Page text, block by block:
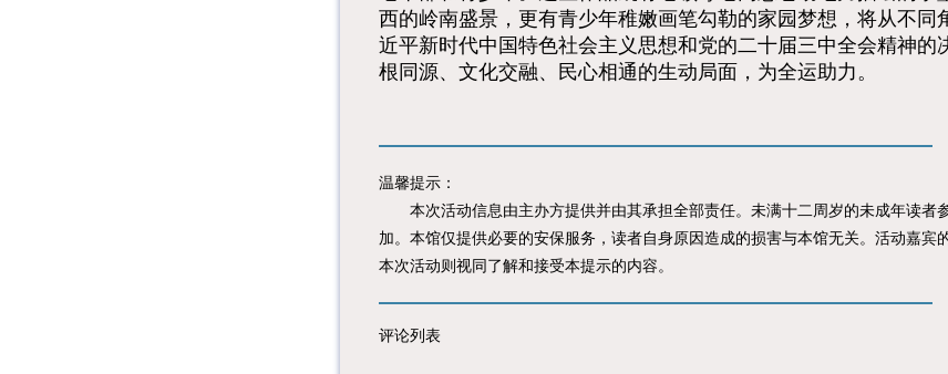
西的岭南盛景，更有青少年稚嫩画笔勾勒的家园梦想，将从不同
近平新时代中国特色社会主义思想和党的二十届三中全会精神的
根同源、文化交融、民心相通的生动局面，为全运助力。
温馨提示：
本次活动信息由主办方提供并由其承担全部责任。未满十二周岁的未成年读者
加。本馆仅提供必要的安保服务，读者自身原因造成的损害与本馆无关。活动嘉宾
本次活动则视同了解和接受本提示的内容。
评论列表